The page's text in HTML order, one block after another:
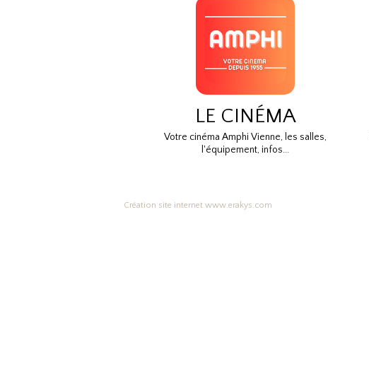
LE CINÉMA
Votre cinéma Amphi Vienne, les salles,
l'équipement, infos...
Création site internet www.erakys.com